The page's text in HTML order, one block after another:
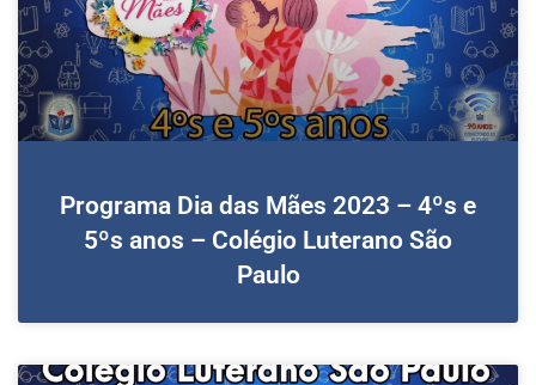
Programa Dia das Mães 2023 – 4ºs e
5ºs anos – Colégio Luterano São
Paulo